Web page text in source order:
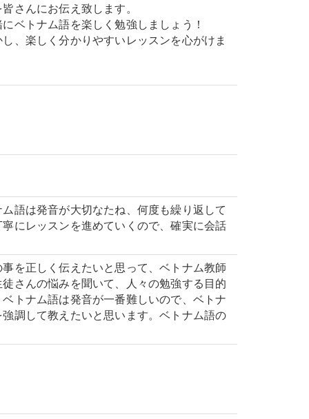
さんにお伝え致します。
ベトナム語を楽しく勉強しましょう！
、楽しく分かりやすいレッスンを心がけま
語は発音が大切なたね、何度も繰り返して
にレッスンを進めていくので、確実に会話
を正しく伝えたいと思って、ベトナム教師
さんの悩みを聞いて、人々の勉強する目的
トナム語は発音が一番難しいので、ベトナ
調して教えたいと思います。ベトナム語の